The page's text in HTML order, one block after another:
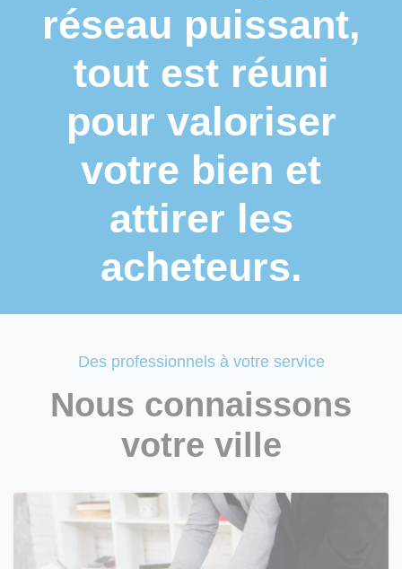
réseau puissant,
tout est réuni
pour valoriser
votre bien et
attirer les
acheteurs.
Des professionnels à votre service
Nous connaissons
votre ville